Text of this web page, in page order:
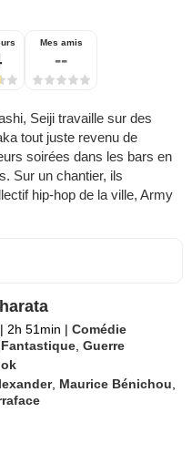
Mes amis
--
Seiji travaille sur des
tout juste revenu de
soirées dans les bars en
Sur un chantier, ils
hip-hop de la ville, Army
| 2h 51min | Comédie
Fantastique,Guerre
, Maurice Bénichou,